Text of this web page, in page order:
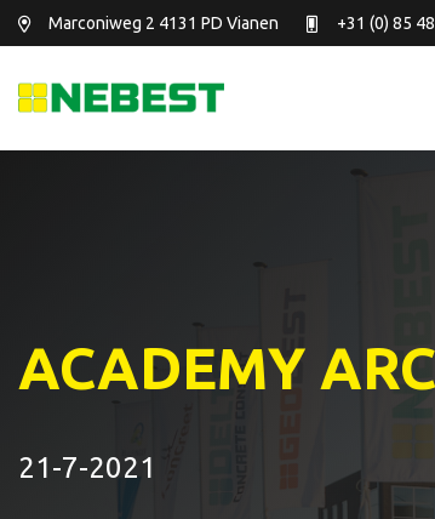
Marconiweg 2 4131 PD Vianen +31 (0) 85
ACADEMY
21-7-2021